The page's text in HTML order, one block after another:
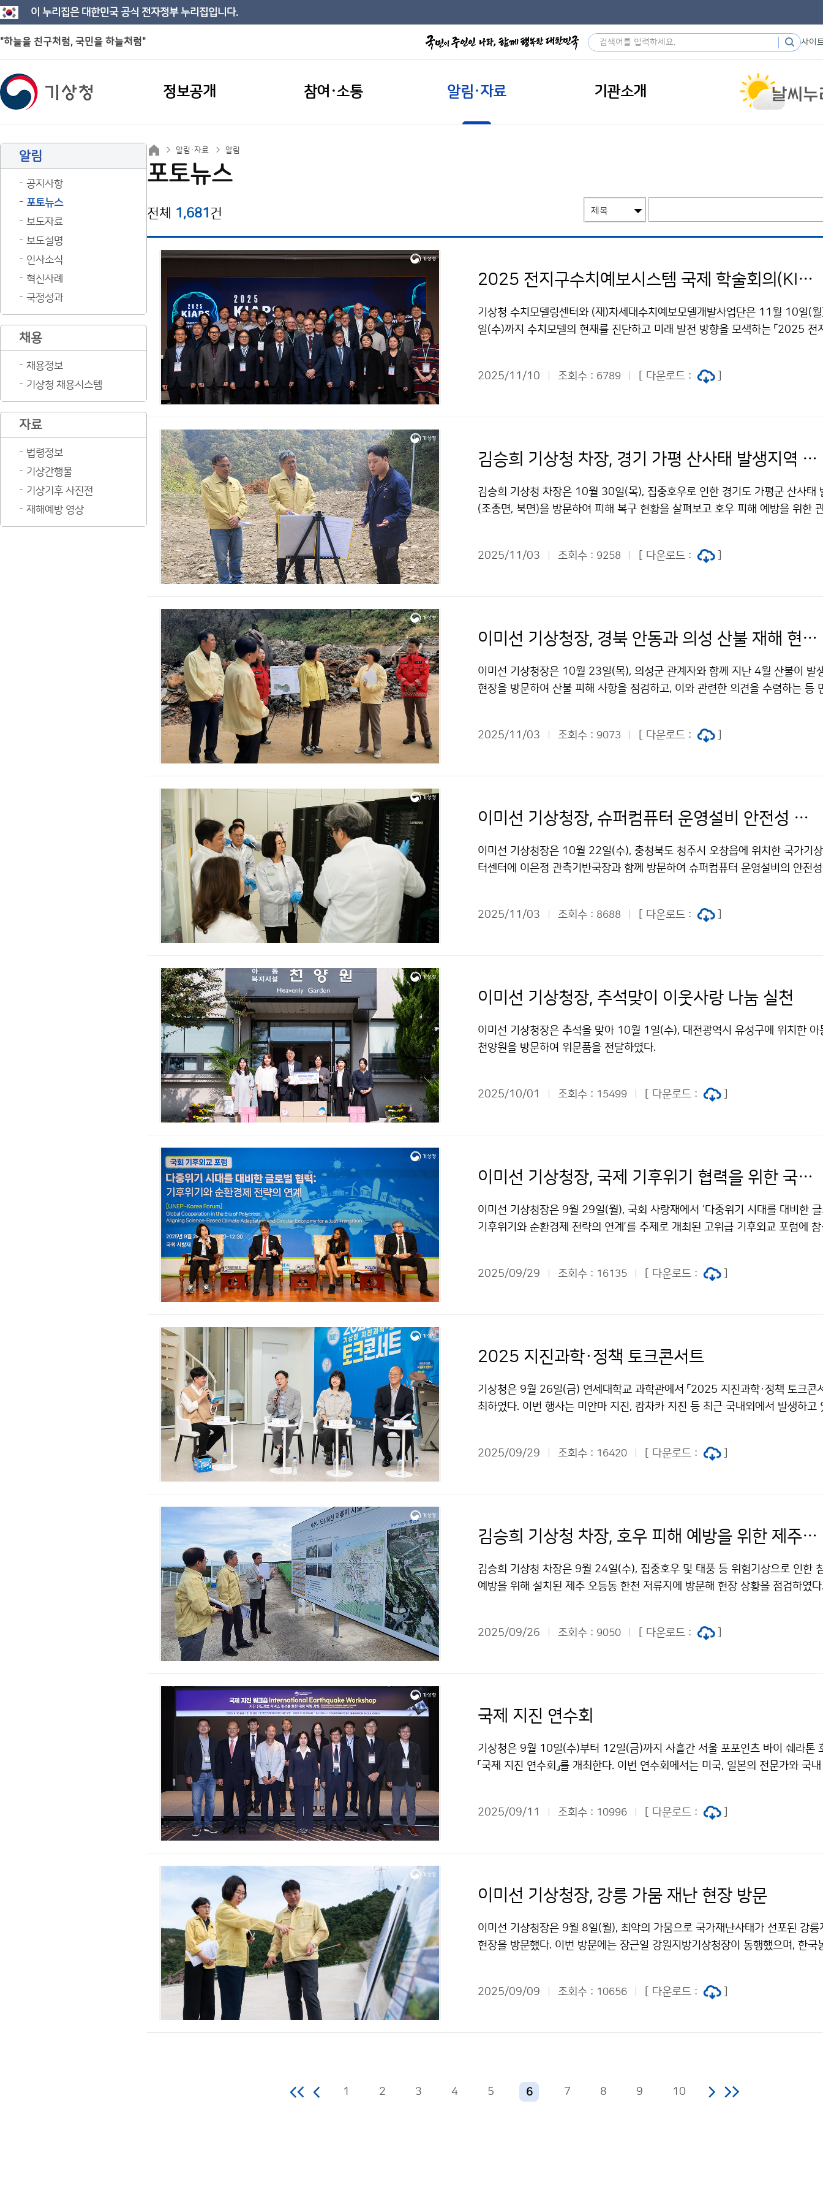
이 누리집은 대한민국 공식 전자정부 누리집입니다.
"하늘을 친구처럼, 국민을 하늘처럼" 사이
정보공개 참여·소통 알림·자료 기관소개
알림
공지사항
포토뉴스
보도자료
보도설명
인사소식
혁신사례
국정성과
채용
채용정보
기상청 채용시스템
자료
법령정보
기상간행물
기상기후 사진전
재해예방 영상
알림·자료 알림
포토뉴스
전체 1,681건
2025 전지구수치예보시스템 국제 학술회의(KIAPS)
기상청 수치모델링센터와 (재)차세대수치예보모델개발사업단은 11월 10일(
일(수)까지 수치모델의 현재를 진단하고 미래 발전 방향을 모색하는 「2025 전
하여 최신 연구 결과 발표와 기상 예측 기술 향상을 논의할 예정이다.
2025/11/10 조회수 : 6789 [ 다운로드 :
김승희 기상청 차장, 경기 가평 산사태 발생지역 현장 방문
김승희 기상청 차장은 10월 30일(목), 집중호우로 인한 경기도 가평군 산사태
(조종면, 북면)을 방문하여 피해 복구 현황을 살펴보고 호우 피해 예방을 위한
2025/11/03 조회수 : 9258 [ 다운로드 :
이미선 기상청장, 경북 안동과 의성 산불 재해 현장 방문
이미선 기상청장은 10월 23일(목), 의성군 관계자와 함께 지난 4월 산불이 발
현장을 방문하여 산불 피해 사항을 점검하고, 이와 관련한 의견을 수렴하는 등
환경을 점검하였다.
2025/11/03 조회수 : 9073 [ 다운로드 :
이미선 기상청장, 슈퍼컴퓨터 운영설비 안전성 현장 점검
이미선 기상청장은 10월 22일(수), 충청북도 청주시 오창읍에 위치한 국가기
터센터에 이은정 관측기반국장과 함께 방문하여 슈퍼컴퓨터 운영설비의 안전
2025/11/03 조회수 : 8688 [ 다운로드 :
이미선 기상청장, 추석맞이 이웃사랑 나눔 실천
이미선 기상청장은 추석을 맞아 10월 1일(수), 대전광역시 유성구에 위치한 아
천양원을 방문하여 위문품을 전달하였다.
2025/10/01 조회수 : 15499 [ 다운로드 :
이미선 기상청장, 국제 기후위기 협력을 위한 국회 기후외교 포럼 참석
이미선 기상청장은 9월 29일(월), 국회 사랑재에서 ‘다중위기 시대를 대비한
기후위기와 순환경제 전략의 연계’를 주제로 개최된 고위급 기후외교 포럼에
2025/09/29
조회수 : 16135 [ 다운로드 :
2025 지진과학·정책 토크콘서트
기상청은 9월 26일(금) 연세대학교 과학관에서 「2025 지진과학·정책 토크콘
최하였다. 이번 행사는 미얀마 지진, 캄차카 지진 등 최근 국내외에서 발생하고
2025/09/29 조회수 : 16420 [ 다운로드 :
김승희 기상청 차장, 호우 피해 예방을 위한 제주도 저류지 현장 방문
김승희 기상청 차장은 9월 24일(수), 집중호우 및 태풍 등 위험기상으로 인한
예방을 위해 설치된 제주 오등동 한천 저류지에 방문해 현장 상황을 점검하였
2025/09/26 조회수 : 9050 [ 다운로드 :
국제 지진 연수회
기상청은 9월 10일(수)부터 12일(금)까지 사흘간 서울 포포인츠 바이 쉐라톤
「국제 지진 연수회」를 개최한다. 이번 연수회에서는 미국, 일본의 전문가와 국
2025/09/11
조회수 : 10996 [ 다운로드 :
이미선 기상청장, 강릉 가뭄 재난 현장 방문
이미선 기상청장은 9월 8일(월), 최악의 가뭄으로 국가재난사태가 선포된 강릉
현장을 방문했다. 이번 방문에는 장근일 강원지방기상청장이 동행했으며, 한국
2025/09/09
조회수 : 10656 [ 다운로드 :
1 2 3 4 5 6 7 8 9 10